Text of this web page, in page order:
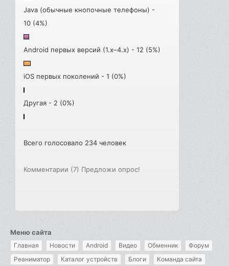
Java (обычные кнопочные телефоны) -
10 (4%)
Android первых версий (1.x–4.x) - 12 (5%)
iOS первых поколений - 1 (0%)
Другая - 2 (0%)
Всего голосовало 234 человек
Комментарии (7) Предложи опрос!
Меню сайта
Главная Новости Android Видео Обменник
Форум
Реаниматор
Каталог устройств Блоги Команда сайта